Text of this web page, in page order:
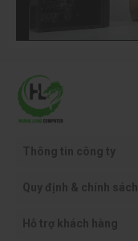
Thông tin công ty
Quy định & chính sách
Hỗ trợ khách hàng